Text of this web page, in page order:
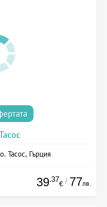
Тасос, Гърция
39.37
€ / 77лв.